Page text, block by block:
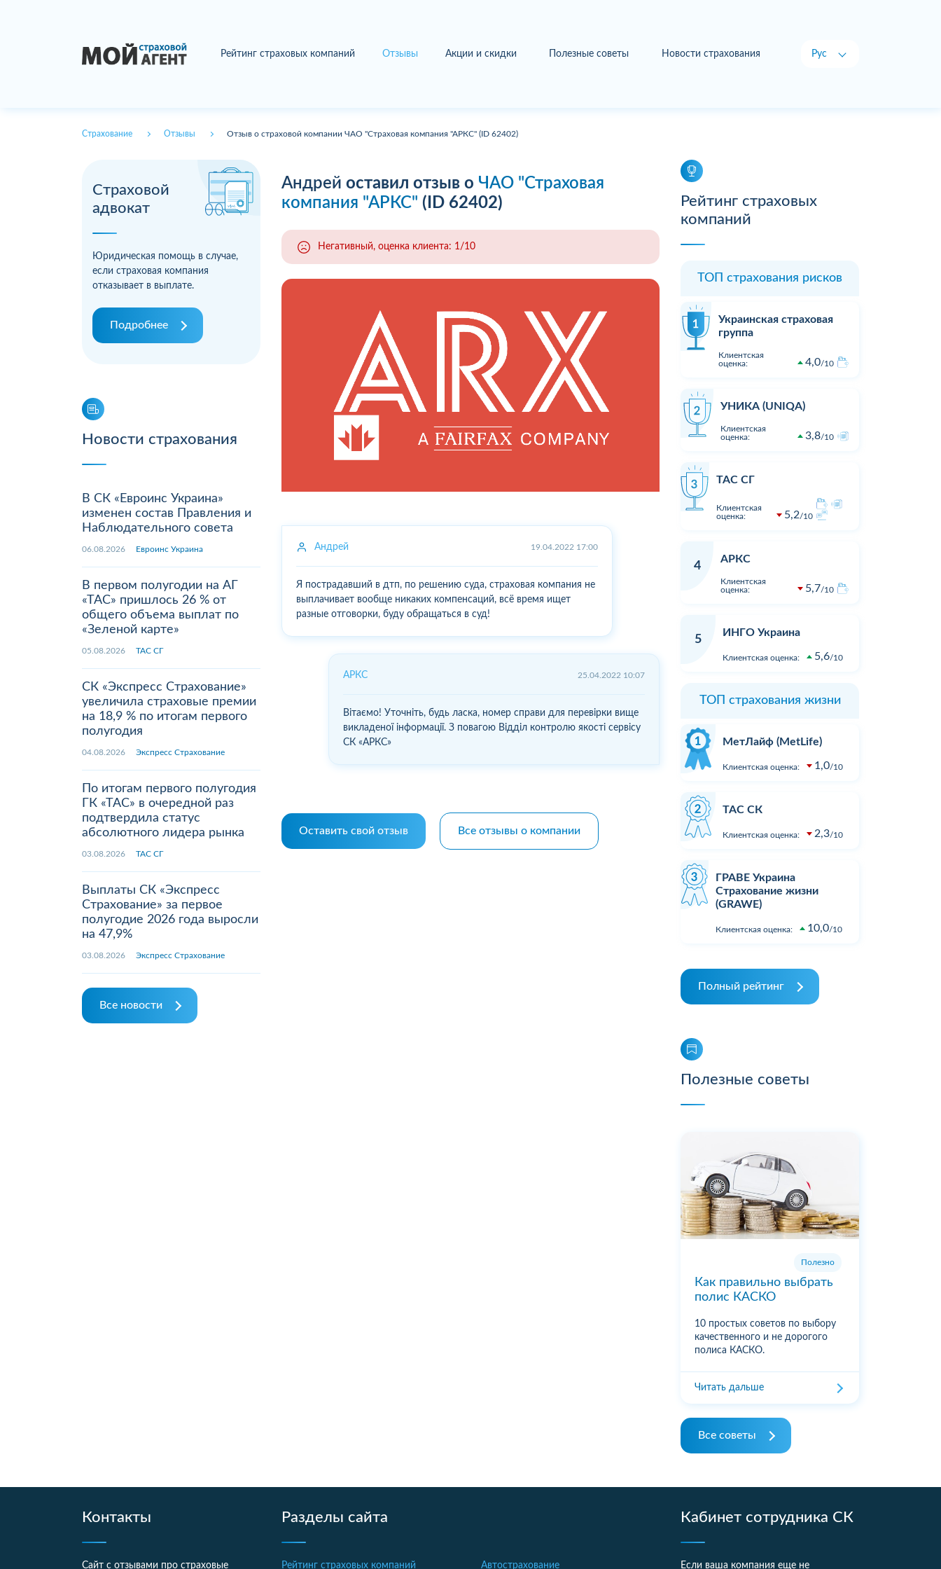
Рейтинг страховых компаний Отзывы Акции и скидки Полезные советы Новости страхования Рус
Страхование Отзывы Отзыв о страховой компании ЧАО "Страховая компания "АРКС" (ID 62402)
Страховой
адвокат
Юридическая помощь в случае,
если страховая компания
отказывает в выплате.
Подробнее
Новости страхования
В СК «Евроинс Украина»
изменен состав Правления и
Наблюдательного совета
06.08.2026 Евроинс Украина
В первом полугодии на АГ
«ТАС» пришлось 26 % от
общего объема выплат по
«Зеленой карте»
05.08.2026 ТАС СГ
СК «Экспресс Страхование»
увеличила страховые премии
на 18,9 % по итогам первого
полугодия
04.08.2026 Экспресс Страхование
По итогам первого полугодия
ГК «ТАС» в очередной раз
подтвердила статус
абсолютного лидера рынка
03.08.2026 ТАС СГ
Выплаты СК «Экспресс
Страхование» за первое
полугодие 2026 года выросли
на 47,9%
03.08.2026 Экспресс Страхование
Все новости
Андрей оставил отзыв о ЧАО "Страховая
компания "АРКС" (ID 62402)
Негативный, оценка клиента: 1/10
Андрей 19.04.2022 17:00
Я пострадавший в дтп, по решению суда, страховая компания не
выплачивает вообще никаких компенсаций, всё время ищет
разные отговорки, буду обращаться в суд!
АРКС 25.04.2022 10:07
Вітаємо! Уточніть, будь ласка, номер справи для перевірки вище
викладеної інформації. З повагою Відділ контролю якості сервісу
СК «АРКС»
Оставить свой отзыв Все отзывы о компании
Рейтинг страховых
компаний
ТОП страхования рисков
Украинская страховая
группа
Клиентская
оценка:
4,0 10
УНИКА (UNIQA)
Клиентская
оценка:
3,8 10
ТАС СГ
Клиентская
оценка:
5,2 10
4
АРКС
Клиентская
оценка:
5,7 10
5
ИНГО Украина
Клиентская оценка: 5,6 10
ТОП страхования жизни
МетЛайф (MetLife)
Клиентская оценка: 1,0 10
ТАС СК
Клиентская оценка: 2,3 10
ГРАВЕ Украина
Страхование жизни
(GRAWE)
Клиентская оценка: 10,0 10
Полный рейтинг
Полезные советы
Полезно
Как правильно выбрать
полис КАСКО
10 простых советов по выбору
качественного и не дорогого
полиса КАСКО.
Читать дальше
Все советы
Контакты
Сайт с отзывами про страховые
Разделы сайта
Рейтинг страховых компаний Автострахование
Кабинет сотрудника СК
Если ваша компания еще не